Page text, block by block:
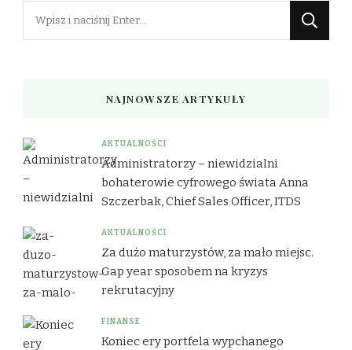
NAJNOWSZE ARTYKUŁY
AKTUALNOŚCI
Administratorzy – niewidzialni
bohaterowie cyfrowego świata Anna
Szczerbak, Chief Sales Officer, ITDS
AKTUALNOŚCI
Za dużo maturzystów, za mało miejsc.
Gap year sposobem na kryzys
rekrutacyjny
FINANSE
Koniec ery portfela wypchanego